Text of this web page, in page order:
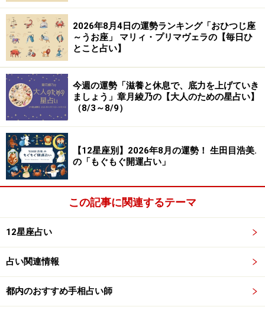
2026年8月4日の運勢ランキング「おひつじ座
～うお座」 マリィ・プリマヴェラの【毎日ひ
とこと占い】
今週の運勢「滋養と休息で、底力を上げていき
ましょう」章月綾乃の【大人のための星占い】
（8/3～8/9）
【12星座別】2026年8月の運勢！ 生田目浩美.
の「もぐもぐ開運占い」
この記事に関連するテーマ
12星座占い
占い関連情報
都内のおすすめ手相占い師